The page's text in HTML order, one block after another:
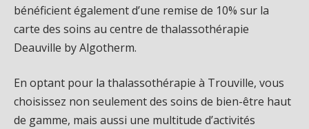
bénéficient également d’une remise de 10% sur la
carte des soins au centre de thalassothérapie
Deauville by Algotherm.
En optant pour la thalassothérapie à Trouville, vous
choisissez non seulement des soins de bien-être haut
de gamme, mais aussi une multitude d’activités